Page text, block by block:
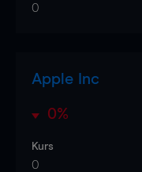
0
Apple Inc
0%
Kurs
0